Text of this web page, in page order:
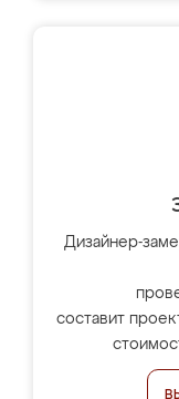
Дизайнер-
составит